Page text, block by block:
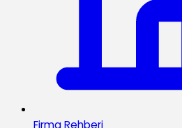
Firma Rehberi